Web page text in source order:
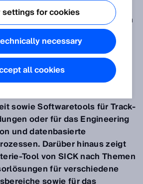
und
diesen Themenschwerpunkten
sich SICK vom 9. - 11.
Show Europe in Stuttgart
als innovativer Lösungspartner
Vorgestellt werden u. a. KI-
und Services für die
sowie Softwaretools für Track-
oder für das Engineering
und datenbasierte
Darüber hinaus zeigt
Tool von SICK nach Themen
für verschiedene
settings for cookies
necessary
all cookies